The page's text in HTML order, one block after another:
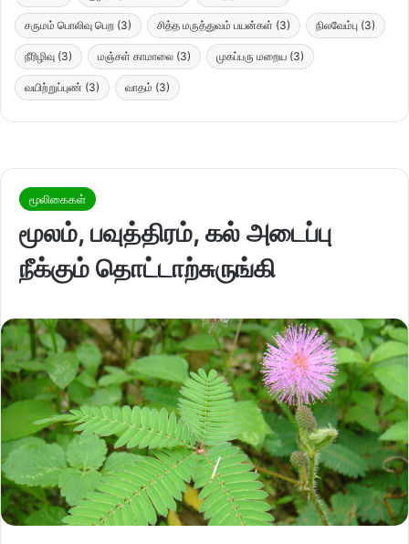
சருமம் பொலிவு பெற (3) சித்த மருத்துவம் பயன்கள் (3) நிலவேம்பு (3)
நீரிழிவு (3) மஞ்சள் காமாலை (3) முகப்பரு மறைய (3)
வயிற்றுப்புண் (3) வாதம் (3)